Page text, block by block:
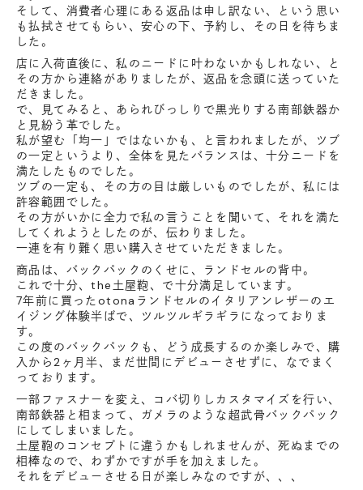
そして、消費者心理にある返品は申し訳ない、という思い
も払拭させてもらい、安心の下、予約し、その日を待ちま
した。
店に入荷直後に、私のニードに叶わないかもしれない、と
その方から連絡がありましたが、返品を念頭に送っていた
だきました。
で、見てみると、あられびっしりで黒光りする南部鉄器か
と見紛う革でした。
私が望む「均一」ではないかも、と言われましたが、ツブ
の一定というより、全体を見たバランスは、十分ニードを
満たしたものでした。
ツブの一定も、その方の目は厳しいものでしたが、私には
許容範囲でした。
その方がいかに全力で私の言うことを聞いて、それを満た
してくれようとしたのが、伝わりました。
一連を有り難く思い購入させていただきました。
商品は、バックパックのくせに、ランドセルの背中。
これで十分、the土屋鞄、で十分満足しています。
7年前に買ったotonaランドセルのイタリアンレザーのエ
イジング体験半ばで、ツルツルギラギラになっておりま
す。
この度のバックパックも、どう成長するのか楽しみで、購
入から2ヶ月半、まだ世間にデビューさせずに、なでまく
っております。
一部ファスナーを変え、コバ切りしカスタマイズを行い、
南部鉄器と相まって、ガメラのような超武骨バックパック
にしてしまいました。
土屋鞄のコンセプトに違うかもしれませんが、死ぬまでの
相棒なので、わずかですが手を加えました。
それをデビューさせる日が楽しみなのですが、、、